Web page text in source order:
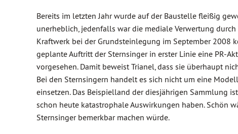
Bereits im letzten Jahr wurde auf der Baustelle fleißig
unerheblich, jedenfalls war die mediale Verwertung
Kraftwerk bei der Grundsteinlegung im September 2008
geplante Auftritt der Sternsinger in erster Linie eine PR-
vorgesehen. Damit beweist Trianel, dass sie überhaupt
Bei den Sternsingern handelt es sich nicht um eine
einsetzen. Das Beispielland der diesjährigen Sammlung
schon heute katastrophale Auswirkungen haben. Schön
Sternsinger bemerkbar machen würde.